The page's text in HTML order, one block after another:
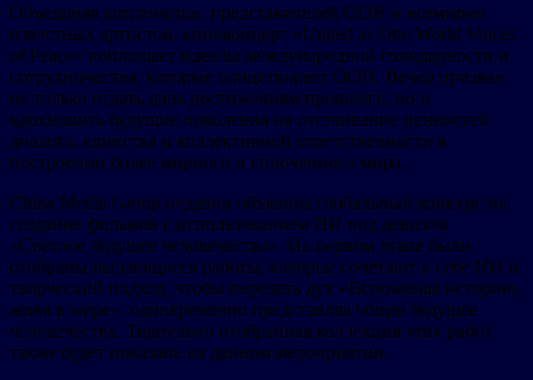
Объединяя дипломатов, представителей ООН и всемирно
известных артистов, киноконцерт «United as One World Voices
of Peace» воплощает идеалы международной солидарности и
сотрудничества, которые олицетворяет ООН. Вечер призван
не только отдать дань достижениям прошлого, но и
вдохновить будущие поколения на отстаивание ценностей
диалога, единства и коллективной ответственности в
построении более мирного и сплоченного мира.
China Media Group недавно объявила глобальный конкурс на
создание фильмов с использованием ИИ под девизом
«Светлое будущее человечества». На первом этапе были
отобраны выдающиеся работы, которые сочетают в себе ИИ и
творческий подход, чтобы передать дух «Вспоминая историю,
живя в мире», одновременно представляя общее будущее
человечества. Тщательно отобранная коллекция этих работ
также будет показана на данном мероприятии.